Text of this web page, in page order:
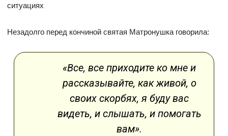
ситуациях
Незадолго перед кончиной святая Матронушка говорила:
«Все, все приходите ко мне и
рассказывайте, как живой, о
своих скорбях, я буду вас
видеть, и слышать, и помогать
вам».